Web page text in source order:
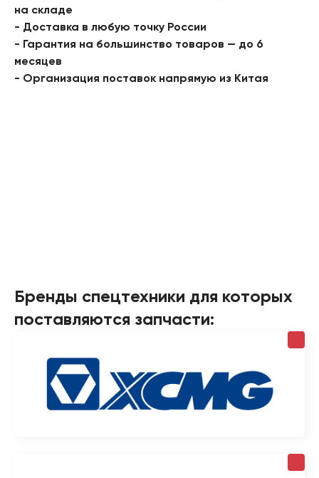
на складе
- Доставка в любую точку России
- Гарантия на большинство товаров — до 6
месяцев
- Организация поставок напрямую из Китая
Бренды спецтехники для которых
поставляются запчасти: